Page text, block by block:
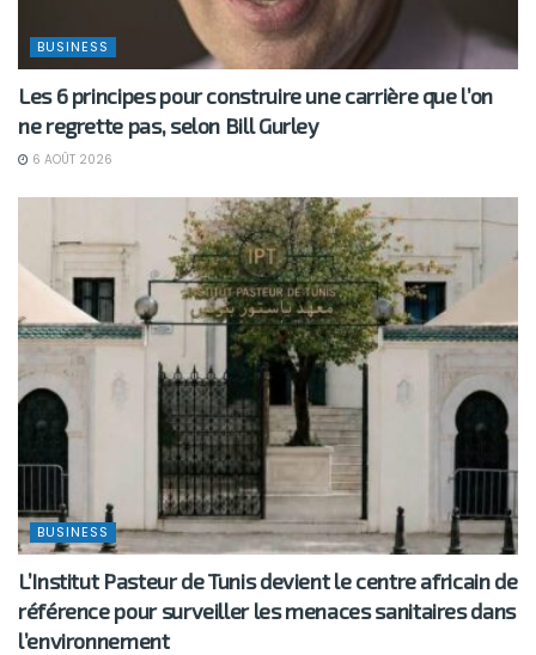
BUSINESS
Les 6 principes pour construire une carrière que l’on
ne regrette pas, selon Bill Gurley
6 AOÛT 2026
BUSINESS
L’Institut Pasteur de Tunis devient le centre africain de
référence pour surveiller les menaces sanitaires dans
l’environnement